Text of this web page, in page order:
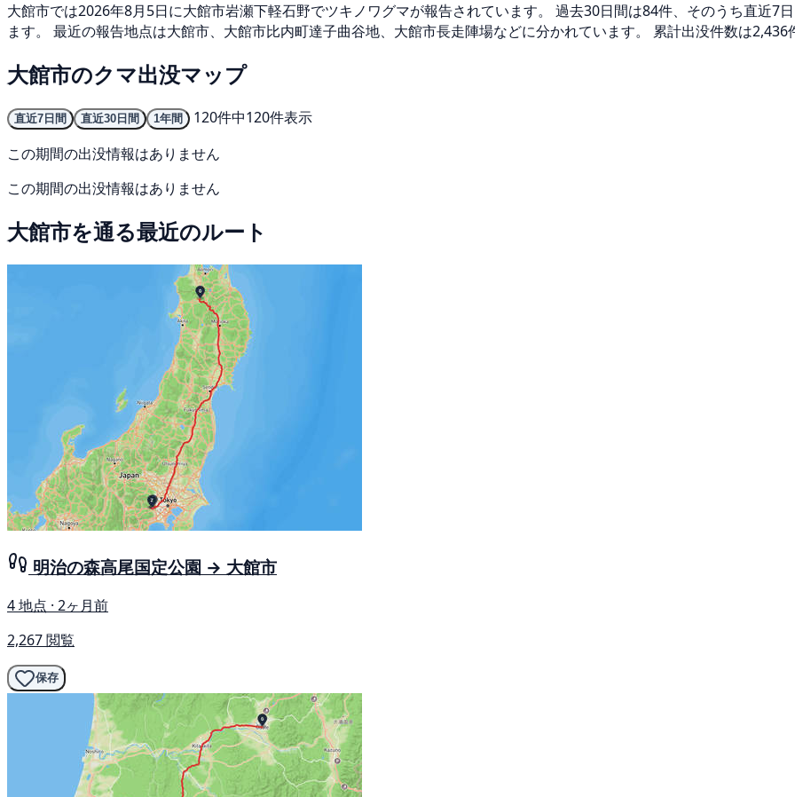
大館市では2026年8月5日に大館市岩瀬下軽石野でツキノワグマが報告されています。 過去30日間は84件、そのうち直近7
ます。 最近の報告地点は大館市、大館市比内町達子曲谷地、大館市長走陣場などに分かれています。 累計出没件数は2,436
大館市のクマ出没マップ
直近7日間 直近30日間 1年間
120件中120件表示
この期間の出没情報はありません
この期間の出没情報はありません
大館市を通る最近のルート
明治の森高尾国定公園 → 大館市
4 地点 · 2ヶ月前
2,267 閲覧
保存